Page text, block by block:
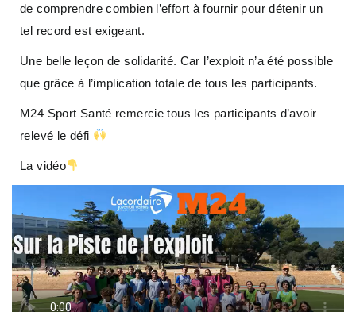
de comprendre combien l’effort à fournir pour détenir un
tel record est exigeant.
Une belle leçon de solidarité. Car l’exploit n’a été possible
que grâce à l’implication totale de tous les participants.
M24 Sport Santé remercie tous les participants d’avoir
relevé le défi
La vidéo